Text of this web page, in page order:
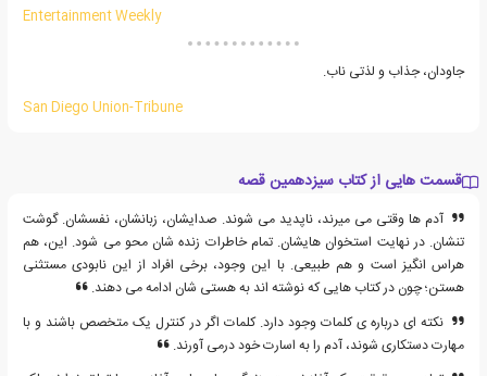
Entertainment Weekly
جاودان، جذاب و لذتی ناب.
San Diego Union-Tribune
قسمت هایی از کتاب سیزدهمین قصه
آدم ها وقتی می میرند، ناپدید می شوند. صدایشان، زبانشان، نفسشان. گوشت
تنشان. در نهایت استخوان هایشان. تمام خاطرات زنده شان محو می شود. این، هم
هراس انگیز است و هم طبیعی. با این وجود، برخی افراد از این نابودی مستثنی
هستن؛ چون در کتاب هایی که نوشته اند به هستی شان ادامه می دهند.
نکته ای درباره ی کلمات وجود دارد. کلمات اگر در کنترل یک متخصص باشند و با
مهارت دستکاری شوند، آدم را به اسارت خود درمی آورند.